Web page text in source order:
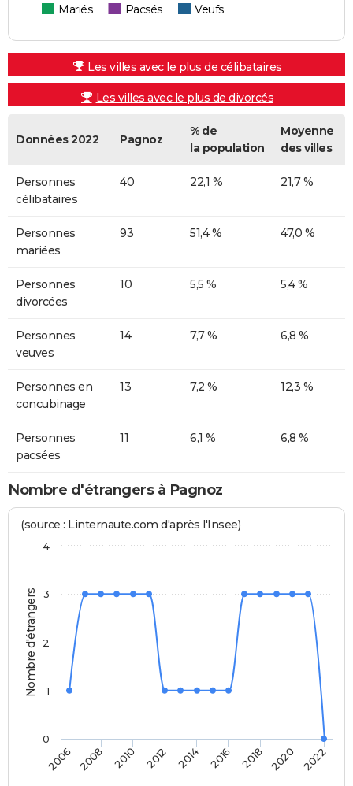
Mariés
Pacsés Veufs
Les villes avec le plus de célibataires
Les villes avec le plus de divorcés
Données 2022 Pagnoz
% de
la population
Moyenne
des villes
Personnes
célibataires
40 22,1 % 21,7 %
Personnes
mariées
93 51,4 % 47,0 %
Personnes
divorcées
10 5,5 % 5,4 %
Personnes
veuves
14 7,7 % 6,8 %
Personnes en
concubinage
13 7,2 % 12,3 %
Personnes
pacsées
11 6,1 % 6,8 %
Nombre d'étrangers à Pagnoz
Nombre d'étrangers
(source : Linternaute.com d'après l'Insee)
2006 2008 2010 2012 2014 2016 2018 2020 2022
0
1
2
3
4